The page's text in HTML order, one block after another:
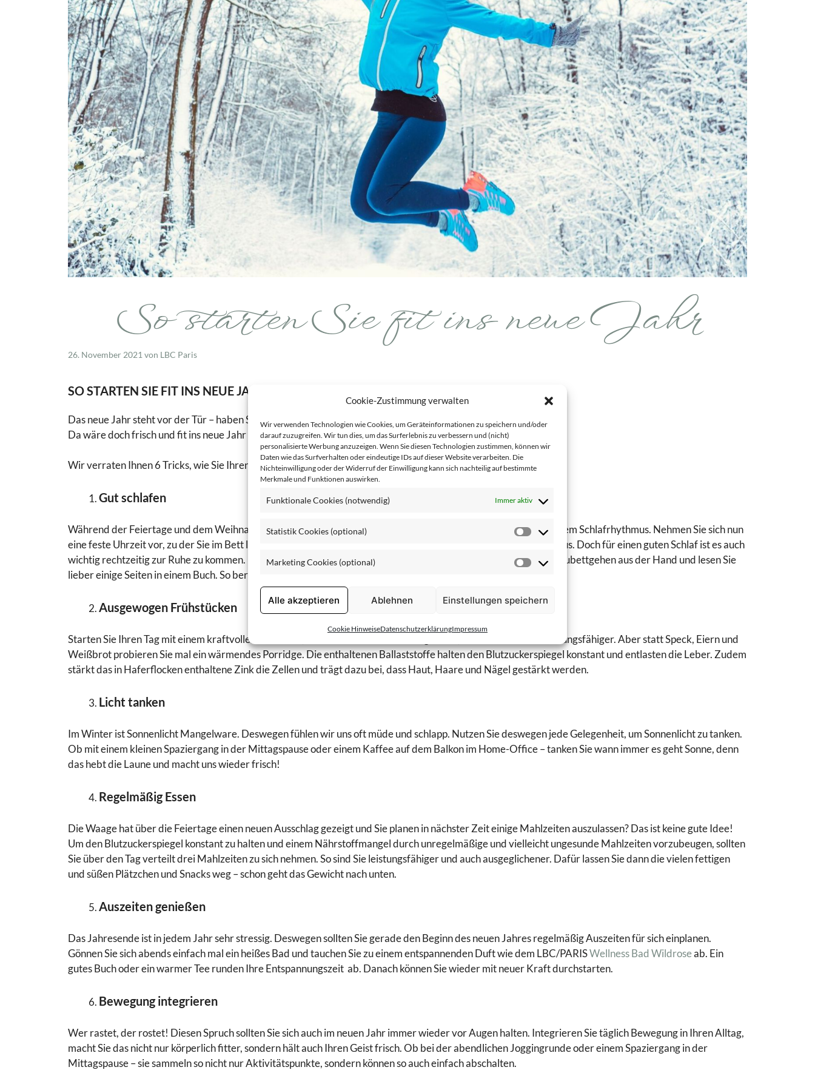
Cookie-Zustimmung verwalten
Wir verwenden Technologien wie Cookies, um Geräteinformationen zu speichern und/oder
darauf zuzugreifen. Wir tun dies, um das Surferlebnis zu verbessern und (nicht)
personalisierte Werbung anzuzeigen. Wenn Sie diesen Technologien zustimmen, können wir
Daten wie das Surfverhalten oder eindeutige IDs auf dieser Website verarbeiten. Die
Nichteinwilligung oder der Widerruf der Einwilligung kann sich nachteilig auf bestimmte
Merkmale und Funktionen auswirken.
Funktionale Cookies (notwendig) Immer aktiv
Statistik Cookies (optional)
Statistik
(optional)
Marketing Cookies (optional)
Marketing
(optional)
Alle akzeptieren Ablehnen Einstellungen speichern
Cookie HinweiseDatenschutzerklärungImpressum
Schisandra Anti-Aging-Pflege
Seren & Konzentrate
Sondergrößen/ Reisegrößen
Alle Produkte ansehen
Spezialpflege
reife Haut
Mischhaut
trockene Haut
Reinigung
Feuchtigkeitspflege
Traditionelle Pflege
So starten Sie fit ins neue Jahr
26. November 2021 von LBC Paris
SO STARTEN SIE FIT INS NEUE JAHR
Das neue Jahr steht vor der Tür – haben Sie schon ein paar gute Vorsätze gefasst?
Da wäre doch frisch und fit ins neue Jahr zu starten genau das Richtige!
Wir verraten Ihnen 6 Tricks, wie Sie Ihren Körper und Geist fit fürs neue Jahr machen!
Gut schlafen
Während der Feiertage und dem Weihnachtsurlaub kommt man nicht nur oft aus dem Tages-, sondern auch aus dem Schlafrhythmus. Nehmen Sie sich nun
eine feste Uhrzeit vor, zu der Sie im Bett liegen wollen. So kommen Sie schon bald wieder in den richtigen Rhythmus. Doch für einen guten Schlaf ist es auch
wichtig rechtzeitig zur Ruhe zu kommen. Legen Sie Smartphone, Tablet und Laptop bereits eine Stunde vor dem Zubettgehen aus der Hand und lesen Sie
lieber einige Seiten in einem Buch. So bereiten Sie sich optimal auf den Schlaf vor.
Ausgewogen Frühstücken
Starten Sie Ihren Tag mit einem kraftvollen Frühstück, fühlen Sie sich nicht nur länger satt, sondern sind auch leistungsfähiger. Aber statt Speck, Eiern und
Weißbrot probieren Sie mal ein wärmendes Porridge. Die enthaltenen Ballaststoffe halten den Blutzuckerspiegel konstant und entlasten die Leber. Zudem
stärkt das in Haferflocken enthaltene Zink die Zellen und trägt dazu bei, dass Haut, Haare und Nägel gestärkt werden.
Licht tanken
Im Winter ist Sonnenlicht Mangelware. Deswegen fühlen wir uns oft müde und schlapp. Nutzen Sie deswegen jede Gelegenheit, um Sonnenlicht zu tanken.
Ob mit einem kleinen Spaziergang in der Mittagspause oder einem Kaffee auf dem Balkon im Home-Office – tanken Sie wann immer es geht Sonne, denn
das hebt die Laune und macht uns wieder frisch!
Regelmäßig Essen
Die Waage hat über die Feiertage einen neuen Ausschlag gezeigt und Sie planen in nächster Zeit einige Mahlzeiten auszulassen? Das ist keine gute Idee!
Um den Blutzuckerspiegel konstant zu halten und einem Nährstoffmangel durch unregelmäßige und vielleicht ungesunde Mahlzeiten vorzubeugen, sollten
Sie über den Tag verteilt drei Mahlzeiten zu sich nehmen. So sind Sie leistungsfähiger und auch ausgeglichener. Dafür lassen Sie dann die vielen fettigen
und süßen Plätzchen und Snacks weg – schon geht das Gewicht nach unten.
Auszeiten genießen
Das Jahresende ist in jedem Jahr sehr stressig. Deswegen sollten Sie gerade den Beginn des neuen Jahres regelmäßig Auszeiten für sich einplanen.
Gönnen Sie sich abends einfach mal ein heißes Bad und tauchen Sie zu einem entspannenden Duft wie dem LBC/PARISWellness Bad Wildroseab. Ein
gutes Buch oder ein warmer Tee runden Ihre Entspannungszeit ab. Danach können Sie wieder mit neuer Kraft durchstarten.
Bewegung integrieren
Wer rastet, der rostet! Diesen Spruch sollten Sie sich auch im neuen Jahr immer wieder vor Augen halten. Integrieren Sie täglich Bewegung in Ihren Alltag,
macht Sie das nicht nur körperlich fitter, sondern hält auch Ihren Geist frisch. Ob bei der abendlichen Joggingrunde oder einem Spaziergang in der
Mittagspause – sie sammeln so nicht nur Aktivitätspunkte, sondern können so auch einfach abschalten.